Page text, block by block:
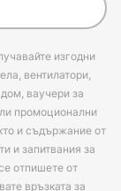
изгодни
вентилатори,
ваучери за
промоционални
и съдържание от
и запитвания за
отпишете от
връзката за